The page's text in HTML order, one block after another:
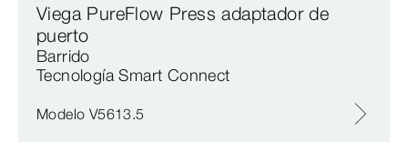
Viega PureFlow Press adaptador de
puerto
Barrido
Tecnología Smart Connect
Modelo V5613.5